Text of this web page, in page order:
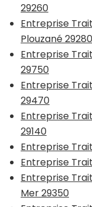
29260
Entreprise
Plouzané 29280
Entreprise
29750
Entreprise
29470
Entreprise
29140
Entreprise
Entreprise
Entreprise
Mer 29350